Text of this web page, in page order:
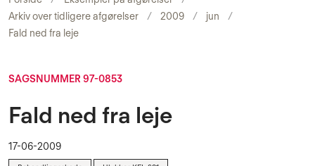
Arkiv over tidligere afgørelser
2009
jun
Fald ned fra leje
SAGSNUMMER 97-0853
Fald ned fra leje
17-06-2009